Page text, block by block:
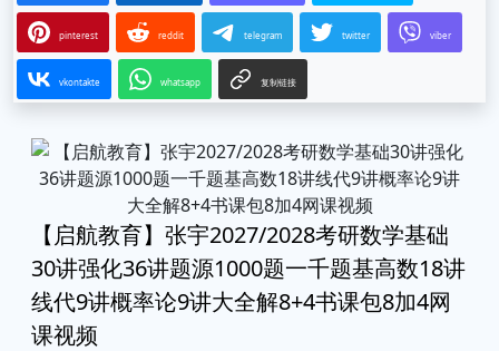
pinterest reddit telegram twitter viber
vkontakte whatsapp 复制链接
【启航教育】张宇2027/2028考研数学基础
30讲强化36讲题源1000题一千题基高数18讲
线代9讲概率论9讲大全解8+4书课包8加4网
课视频